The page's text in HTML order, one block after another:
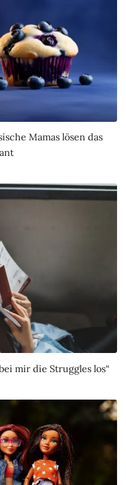
Mamas lösen das
mir die Struggles los“